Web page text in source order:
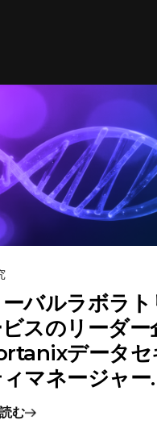
バルラボラト
スのリーダー
データセ
ィマネージャー
で世界中のデ
む